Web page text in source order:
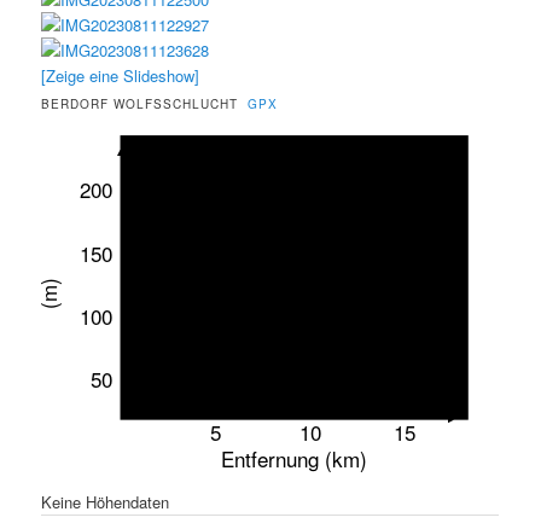
[Zeige eine Slideshow]
BERDORF WOLFSSCHLUCHT GPX
50
100
150
200
5 10 15
Entfernung (km)
(m)
Keine Höhendaten